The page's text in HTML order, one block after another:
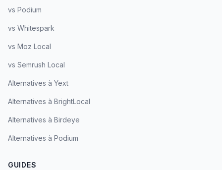
vs Podium
vs Whitespark
vs Moz Local
vs Semrush Local
Alternatives à Yext
Alternatives à BrightLocal
Alternatives à Birdeye
Alternatives à Podium
GUIDES